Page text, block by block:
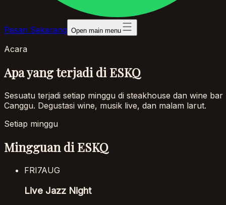
Pesan Sekarang Open main menu
Acara
Apa yang terjadi di ESKQ
Sesuatu terjadi setiap minggu di steakhouse dan wine bar
Canggu. Degustasi wine, musik live, dan malam larut.
Setiap minggu
Mingguan di ESKQ
FRI7AUG
Live Jazz Night